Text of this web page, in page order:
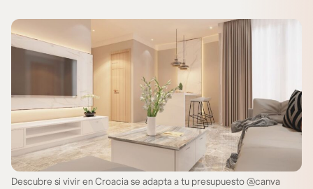
Descubre si vivir en Croacia se adapta a tu presupuesto @canva